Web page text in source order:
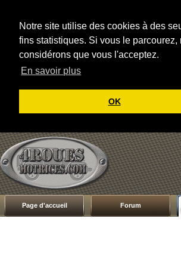
Notre site utilise des cookies à des
fins statistiques. Si vous le parcourez,
considérons que vous l'acceptez.
En savoir plus
OK
Page d'accueil Forum